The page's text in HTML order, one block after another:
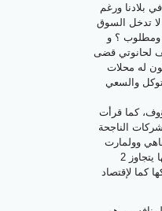
بلادنا ورغم
لا تدخل السوق
ومطلوب ؟ و
لحانوتي قضى
له محلات
والسعي
كما قرأت
الناجحة
وولمارت
تضرب مثلا جيدا فعدد العمال في محلاتها يتجاوز 2
كما لإقتصاد